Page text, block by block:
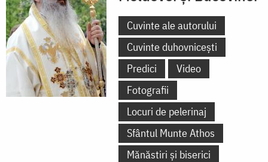
Cuvinte ale autorului
Cuvinte duhovnicești
Predici
Video
Fotografii
Locuri de pelerinaj
Sfântul Munte Athos
Mănăstiri și biserici